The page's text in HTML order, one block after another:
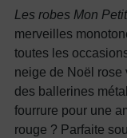
Les robes Mon
merveilles
toutes les
neige de Noël rose
des ballerines
fourrure pour une
rouge ? Parfaite